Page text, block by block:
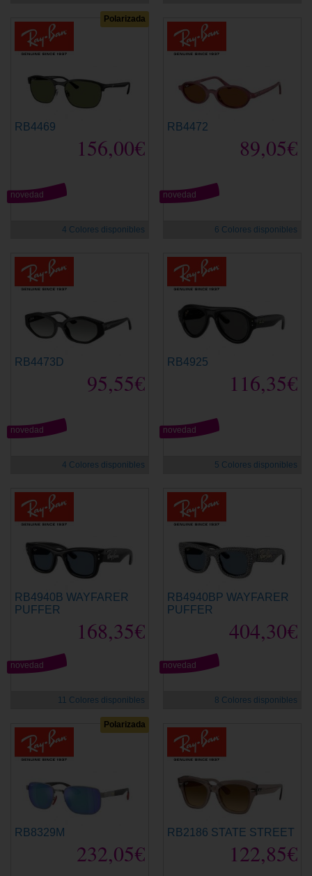
Polarizada
RB4469
156,00€
novedad
4 Colores disponibles
RB4472
89,05€
novedad
6 Colores disponibles
RB4473D
95,55€
novedad
4 Colores disponibles
RB4925
116,35€
novedad
5 Colores disponibles
RB4940B WAYFARER
PUFFER
168,35€
novedad
11 Colores disponibles
RB4940BP WAYFARER
PUFFER
404,30€
novedad
8 Colores disponibles
Polarizada
RB8329M
232,05€
RB2186 STATE STREET
122,85€